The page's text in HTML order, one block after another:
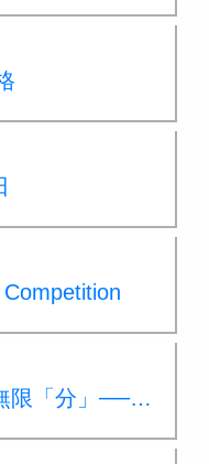
家長教育課程(一)-創造無限「分」──如何提高孩子的創造力